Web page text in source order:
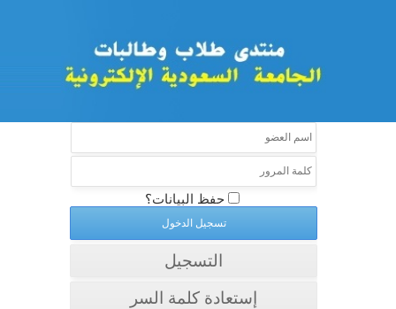
حفظ البيانات؟
التسجيل
إستعادة كلمة السر